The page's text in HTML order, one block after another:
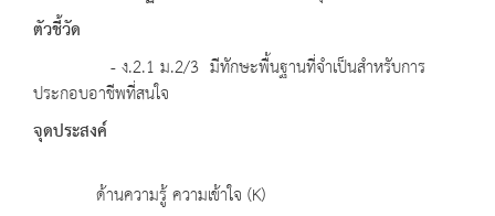
ตัวชี้วัด
- ง.2.1 ม.2/3 มีทักษะพื้นฐานที่จำเป็นสำหรับการ
ประกอบอาชีพที่สนใจ
จุดประสงค์
ด้านความรู้ ความเข้าใจ (K)